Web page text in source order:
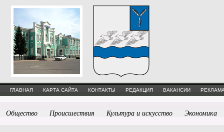
ГЛАВНАЯ КАРТА САЙТА КОНТАКТЫ РЕДАКЦИЯ ВАКАНСИИ
Общество Происшествия Культура и искусство Экономика